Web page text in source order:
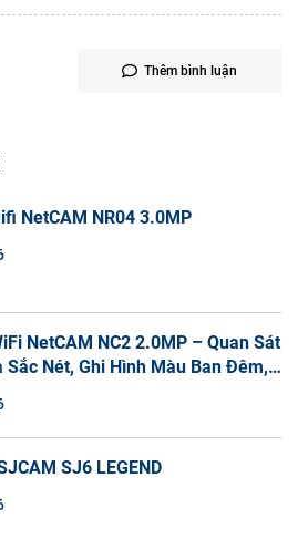
Thêm bình luận
NetCAM NR04 3.0MP
NetCAM NC2 2.0MP – Quan Sát
Sắc Nét, Ghi Hình Màu Ban Đêm,
SJ6 LEGEND